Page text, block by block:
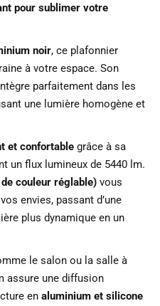
pour sublimer votre
noir, ce plafonnier
à votre espace. Son
parfaitement dans les
une lumière homogène et
et confortable grâce à sa
un flux lumineux de 5440 lm.
couleur réglable) vous
envies, passant d’une
plus dynamique en un
le salon ou la salle à
assure une diffusion
en aluminium et silicone